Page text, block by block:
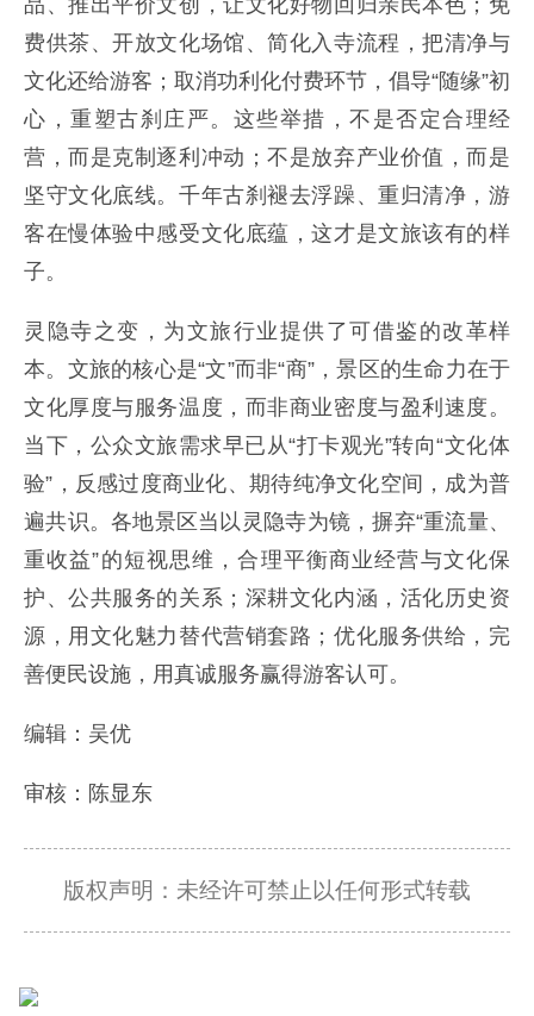
品、推出平价文创，让文化好物回归亲民本色；免
费供茶、开放文化场馆、简化入寺流程，把清净与
文化还给游客；取消功利化付费环节，倡导“随缘”初
心，重塑古刹庄严。这些举措，不是否定合理经
营，而是克制逐利冲动；不是放弃产业价值，而是
坚守文化底线。千年古刹褪去浮躁、重归清净，游
客在慢体验中感受文化底蕴，这才是文旅该有的样
子。
灵隐寺之变，为文旅行业提供了可借鉴的改革样
本。文旅的核心是“文”而非“商”，景区的生命力在于
文化厚度与服务温度，而非商业密度与盈利速度。
当下，公众文旅需求早已从“打卡观光”转向“文化体
验”，反感过度商业化、期待纯净文化空间，成为普
遍共识。各地景区当以灵隐寺为镜，摒弃“重流量、
重收益”的短视思维，合理平衡商业经营与文化保
护、公共服务的关系；深耕文化内涵，活化历史资
源，用文化魅力替代营销套路；优化服务供给，完
善便民设施，用真诚服务赢得游客认可。
编辑：吴优
审核：陈显东
版权声明：未经许可禁止以任何形式转载